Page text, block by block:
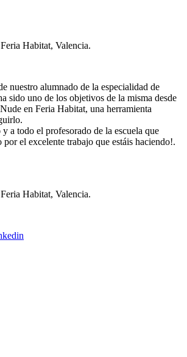
Habitat, Valencia.
nuestro alumnado de la especialidad de
sido uno de los objetivos de la misma desde
en Feria Habitat, una herramienta
y a todo el profesorado de la escuela que
el excelente trabajo que estáis haciendo!.
Habitat, Valencia.